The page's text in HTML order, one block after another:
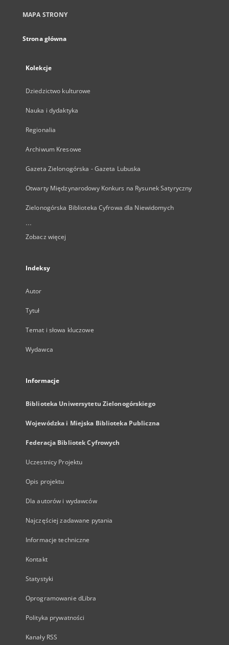
MAPA STRONY
Strona główna
Kolekcje
Dziedzictwo kulturowe
Nauka i dydaktyka
Regionalia
Archiwum Kresowe
Gazeta Zielonogórska - Gazeta Lubuska
Otwarty Międzynarodowy Konkurs na Rysunek Satyryczny
Zielonogórska Biblioteka Cyfrowa dla Niewidomych
...
Zobacz więcej
Indeksy
Autor
Tytuł
Temat i słowa kluczowe
Wydawca
Informacje
Biblioteka Uniwersytetu Zielonogórskiego
Wojewódzka i Miejska Biblioteka Publiczna
Federacja Bibliotek Cyfrowych
Uczestnicy Projektu
Opis projektu
Dla autorów i wydawców
Najczęściej zadawane pytania
Informacje techniczne
Kontakt
Statystyki
Oprogramowanie dLibra
Polityka prywatności
Kanały RSS